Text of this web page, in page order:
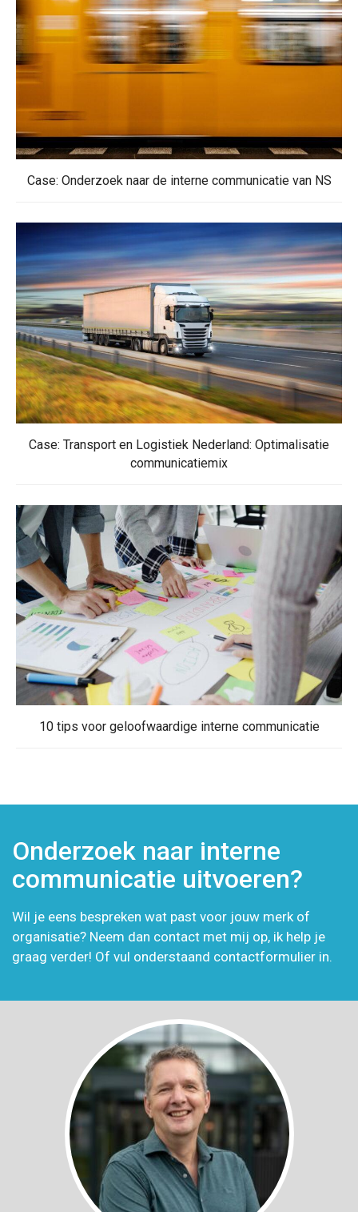
Case: Onderzoek naar de interne communicatie van NS
Case: Transport en Logistiek Nederland: Optimalisatie
communicatiemix
10 tips voor geloofwaardige interne communicatie
Onderzoek naar interne
communicatie uitvoeren?
Wil je eens bespreken wat past voor jouw merk of
organisatie? Neem dan contact met mij op, ik help je
graag verder! Of vul onderstaand contactformulier in.